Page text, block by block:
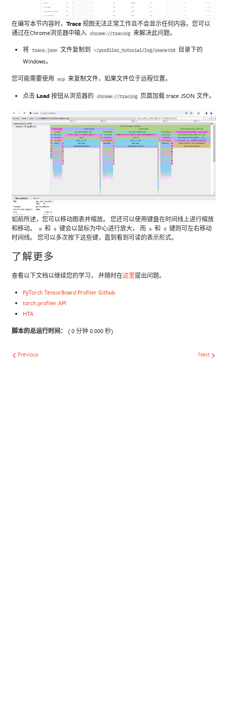
在编写本节内容时， Trace视图无法正常工作且不会显示任何内容。您可以
通过在Chrome浏览器中输入
chrome://tracing 来解决此问题。
将 trace.json 文件复制到 ~/profiler_tutorial/log/resnet18
目录下的
Windows。
您可能需要使用 scp 来复制文件，如果文件位于远程位置。
点击Load 按钮从浏览器的 chrome://tracing 页面加载 trace JSON 文件。
如前所述，您可以移动图表并缩放。 您还可以使用键盘在时间线上进行缩放
和移动。
w 和 s 键会以鼠标为中心进行放大， 而 a 和 d
键则可左右移动
时间线。 您可以多次按下这些键，直到看到可读的表示形式。
了解更多
查看以下文档以继续您的学习， 并随时在这里提出问题。
PyTorch TensorBoard Profiler Github
torch.profiler API
HTA
脚本的总运行时间： ( 0 分钟 0.000 秒)
Next
Previous